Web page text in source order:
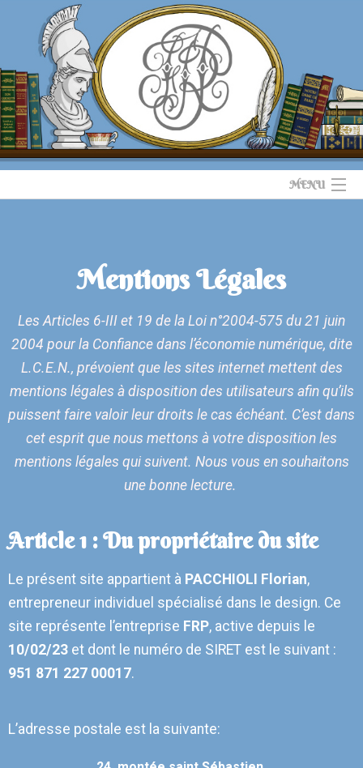
MENU
ILLUSTRATIONS
LOGOS
SITES
AFFICHES
CONCEPTIONS
Mentions Légales
Les Articles 6-III et 19 de la Loi n°2004-575 du 21 juin
2004 pour la Confiance dans l’économie numérique, dite
L.C.E.N., prévoient que les sites internet mettent des
mentions légales à disposition des utilisateurs afin qu’ils
puissent faire valoir leur droits le cas échéant. C’est dans
cet esprit que nous mettons à votre disposition les
mentions légales qui suivent. Nous vous en souhaitons
une bonne lecture.
Article 1 : Du propriétaire du site
Le présent site appartient à PACCHIOLI Florian,
entrepreneur individuel spécialisé dans le design. Ce
site représente l’entreprise FRP, active depuis le
10/02/23 et dont le numéro de SIRET est le suivant :
951 871 227 00017.
L’adresse postale est la suivante: